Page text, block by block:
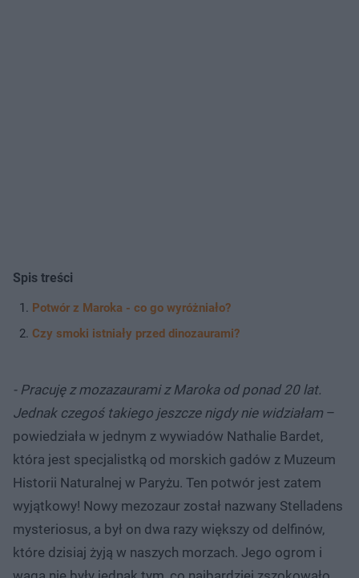
Spis treści
Potwór z Maroka - co go wyróżniało?
Czy smoki istniały przed dinozaurami?
- Pracuję z mozazaurami z Maroka od ponad 20 lat.
Jednak czegoś takiego jeszcze nigdy nie widziałam –
powiedziała w jednym z wywiadów Nathalie Bardet,
która jest specjalistką od morskich gadów z Muzeum
Historii Naturalnej w Paryżu. Ten potwór jest zatem
wyjątkowy! Nowy mezozaur został nazwany Stelladens
mysteriosus, a był on dwa razy większy od delfinów,
które dzisiaj żyją w naszych morzach. Jego ogrom i